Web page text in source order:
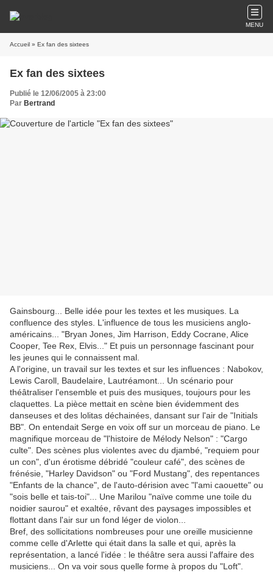
MENU
Accueil » Ex fan des sixtees
Ex fan des sixtees
Publié le 12/06/2005 à 23:00
Par Bertrand
Gainsbourg... Belle idée pour les textes et les musiques. La
confluence des styles. L'influence de tous les musiciens anglo-
américains... "Bryan Jones, Jim Harrison, Eddy Cocrane, Alice
Cooper, Tee Rex, Elvis..." Et puis un personnage fascinant pour
les jeunes qui le connaissent mal.
A l'origine, un travail sur les textes et sur les influences : Nabokov,
Lewis Caroll, Baudelaire, Lautréamont... Un scénario pour
théâtraliser l'ensemble et puis des musiques, toujours pour les
claquettes. La pièce mettait en scène bien évidemment des
danseuses et des lolitas déchainées, dansant sur l'air de "Initials
BB". On entendait Serge en voix off sur un morceau de piano. Le
magnifique morceau de "l'histoire de Mélody Nelson" : "Cargo
culte". Des scènes plus violentes avec du djambé, "requiem pour
un con", d'un érotisme débridé "couleur café", des scènes de
frénésie, "Harley Davidson" ou "Ford Mustang", des repentances
"Enfants de la chance", de l'auto-dérision avec "l'ami caouette" ou
"sois belle et tais-toi"... Une Marilou "naïve comme une toile du
noidier saurou" et exaltée, rêvant des paysages impossibles et
flottant dans l'air sur un fond léger de violon...
Bref, des sollicitations nombreuses pour une oreille musicienne
comme celle d'Arlette qui était dans la salle et qui, après la
représentation, a lancé l'idée : le théâtre sera aussi l'affaire des
musiciens... On va voir sous quelle forme à propos du "Loft".